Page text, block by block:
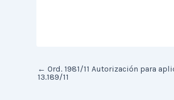
← Ord. 1981/11 Autorización para
13.189/11